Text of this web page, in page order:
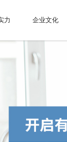
力 企业文化